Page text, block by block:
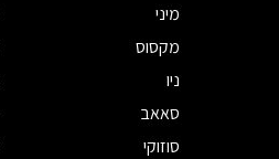
מיני
מקסוס
ניו
סאאב
סוזוקי